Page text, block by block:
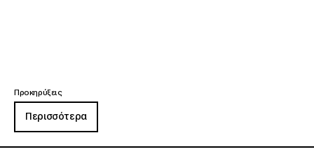
Προκηρύξεις
Περισσότερα